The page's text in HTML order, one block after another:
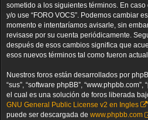
sometido a los siguientes términos. En
y/o use “FORO VOCS”. Podemos cambiar
momento e intentaríamos avisarle, sin
revisase por su cuenta periódicamente.
después de esos cambios significa que
esos nuevos términos tal como fueron
Nuestros foros están desarrollados por
“sus”, “software phpBB”, “www.phpbb.com”,
el cual es una solución de foros liberada
GNU General Public License v2 en Ingles
puede ser descargada de www.phpbb.com